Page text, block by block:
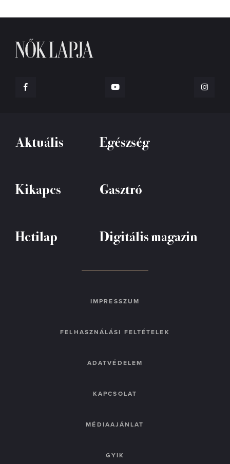
Aktuális Egészség
Kikapcs Gasztró
Hetilap Digitális magazin
IMPRESSZUM
FELHASZNÁLÁSI FELTÉTELEK
ADATVÉDELEM
KAPCSOLAT
MÉDIAAJÁNLAT
GYIK